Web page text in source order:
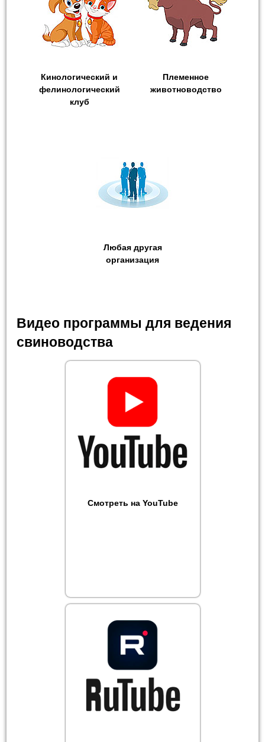
Кинологический и
фелинологический
клуб
Племенное
животноводство
Любая другая
организация
Видео программы для ведения
свиноводства
Смотреть на YouTube